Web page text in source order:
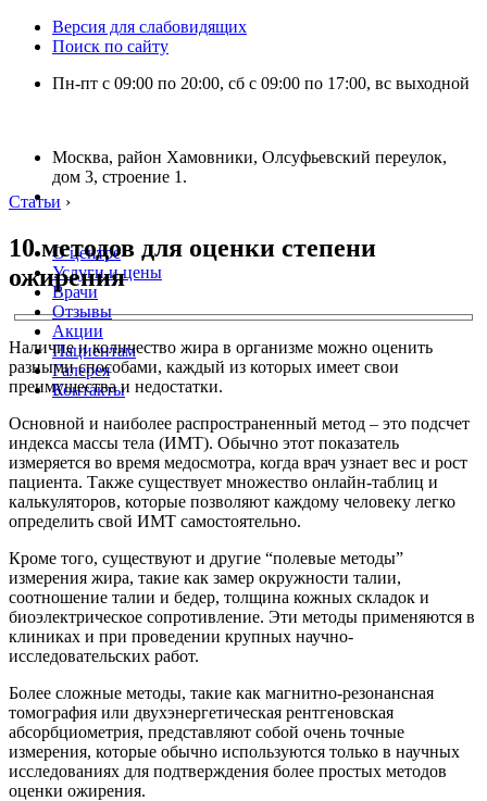
Версия для слабовидящих
Поиск по сайту
Пн-пт с 09:00 по 20:00, сб с 09:00 по 17:00, вс выходной
Москва, район Хамовники, Олсуфьевский переулок,
дом 3, строение 1.
О центре
Услуги и цены
Врачи
Отзывы
Акции
Пациентам
Галерея
Контакты
Статьи ›
10 методов для оценки степени
ожирения
Наличие и количество жира в организме можно оценить
разными способами, каждый из которых имеет свои
преимущества и недостатки.
Основной и наиболее распространенный метод – это подсчет
индекса массы тела (ИМТ). Обычно этот показатель
измеряется во время медосмотра, когда врач узнает вес и рост
пациента. Также существует множество онлайн-таблиц и
калькуляторов, которые позволяют каждому человеку легко
определить свой ИМТ самостоятельно.
Кроме того, существуют и другие “полевые методы”
измерения жира, такие как замер окружности талии,
соотношение талии и бедер, толщина кожных складок и
биоэлектрическое сопротивление. Эти методы применяются в
клиниках и при проведении крупных научно-
исследовательских работ.
Более сложные методы, такие как магнитно-резонансная
томография или двухэнергетическая рентгеновская
абсорбциометрия, представляют собой очень точные
измерения, которые обычно используются только в научных
исследованиях для подтверждения более простых методов
оценки ожирения.